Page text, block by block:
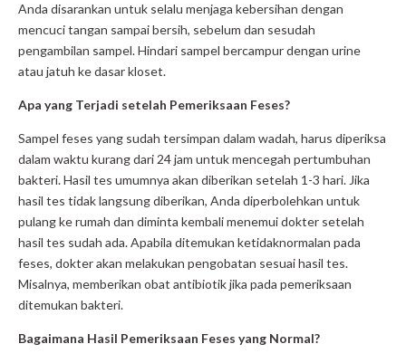
Anda disarankan untuk selalu menjaga kebersihan dengan
mencuci tangan sampai bersih, sebelum dan sesudah
pengambilan sampel. Hindari sampel bercampur dengan urine
atau jatuh ke dasar kloset.
Apa yang Terjadi setelah Pemeriksaan Feses?
Sampel feses yang sudah tersimpan dalam wadah, harus diperiksa
dalam waktu kurang dari 24 jam untuk mencegah pertumbuhan
bakteri. Hasil tes umumnya akan diberikan setelah 1-3 hari. Jika
hasil tes tidak langsung diberikan, Anda diperbolehkan untuk
pulang ke rumah dan diminta kembali menemui dokter setelah
hasil tes sudah ada. Apabila ditemukan ketidaknormalan pada
feses, dokter akan melakukan pengobatan sesuai hasil tes.
Misalnya, memberikan obat antibiotik jika pada pemeriksaan
ditemukan bakteri.
Bagaimana Hasil Pemeriksaan Feses yang Normal?